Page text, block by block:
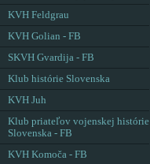
KVH Feldgrau
KVH Golian - FB
SKVH Gvardija - FB
Klub histórie Slovenska
KVH Juh
Klub priateľov vojenskej histórie
Slovenska - FB
KVH Komoča - FB